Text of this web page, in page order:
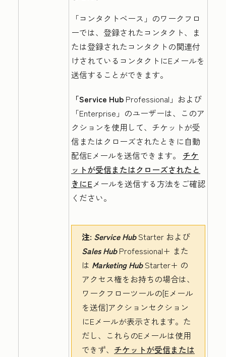
「コンタクトベース」のワークフロ
ーでは、登録されたコンタクト、ま
たは登録されたコンタクトの関連付
けされているコンタクトにEメールを
送信することができます。
「Service Hub Professional 」および
「Enterprise 」のユーザーは、このア
クションを使用して、チケットが受
信またはクローズされたときに自動
配信Eメールを送信できます。 チケ
ットが受信またはクローズされたと
きにEメールを送信する方法をご確認
ください。
注: Service HubStarter および
Sales HubProfessional+ また
は Marketing HubStarter+ の
アクセス権をお持ちの場合は、
ワークフローツールの[Eメール
を送信]アクションセクション
にEメールが表示されます。た
だし、これらのEメールは使用
できず、 チケットが受信または